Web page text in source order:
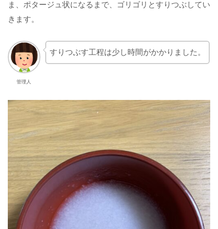
ま、ポタージュ状になるまで、ゴリゴリとすりつぶしてい
きます。
管理人
すりつぶす工程は少し時間がかかりました。